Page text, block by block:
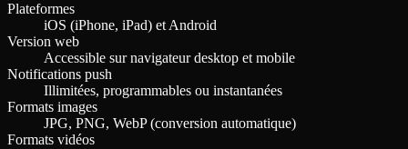
Plateformes
iOS (iPhone, iPad) et Android
Version web
Accessible sur navigateur desktop et mobile
Notifications push
Illimitées, programmables ou instantanées
Formats images
JPG, PNG, WebP (conversion automatique)
Formats vidéos